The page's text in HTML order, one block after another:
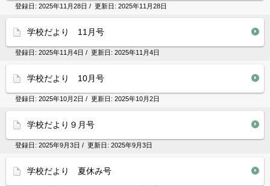
登録日: 2025年11月28日 / 更新日: 2025年11月28日
学校だより 11月号
登録日: 2025年11月4日 / 更新日: 2025年11月4日
学校だより 10月号
登録日: 2025年10月2日 / 更新日: 2025年10月2日
学校だより９月号
登録日: 2025年9月3日 / 更新日: 2025年9月3日
学校だより 夏休み号